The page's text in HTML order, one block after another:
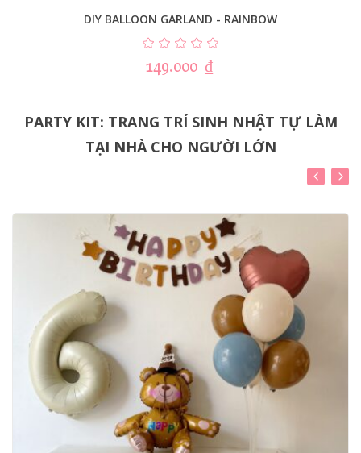
DIY BALLOON GARLAND - RAINBOW
149.000 ₫
PARTY KIT: TRANG TRÍ SINH NHẬT TỰ LÀM
TẠI NHÀ CHO NGƯỜI LỚN